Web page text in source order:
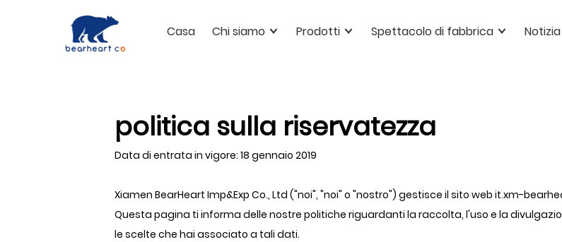
Casa Chi siamo Prodotti Spettacolo di fabbrica Notizia
politica sulla riservatezza
Data di entrata in vigore: 18 gennaio 2019
Xiamen BearHeart Imp&Exp Co., Ltd ("noi", "noi" o "nostro") gestisce il sito web it.xm-
Questa pagina ti informa delle nostre politiche riguardanti la raccolta, l'uso e la
le scelte che hai associato a tali dati.